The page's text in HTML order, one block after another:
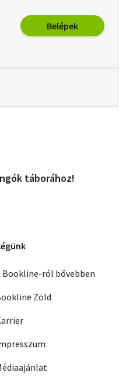
Belépek
táborához!
Bookline-ról bővebben
Zöld